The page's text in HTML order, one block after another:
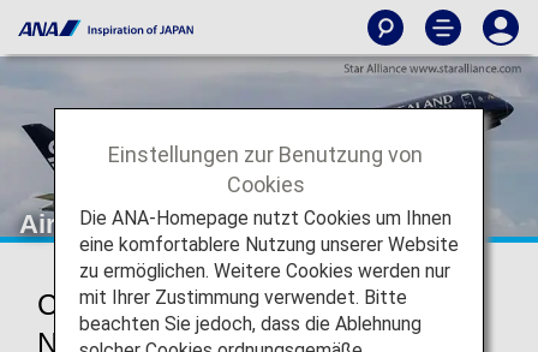
Air New Zealand (NZ)
Codeshare-Informationen für Air
New Zealand
Einstellungen zur Benutzung von
Cookies
Die ANA-Homepage nutzt Cookies um Ihnen
eine komfortablere Nutzung unserer Website
zu ermöglichen. Weitere Cookies werden nur
mit Ihrer Zustimmung verwendet. Bitte
beachten Sie jedoch, dass die Ablehnung